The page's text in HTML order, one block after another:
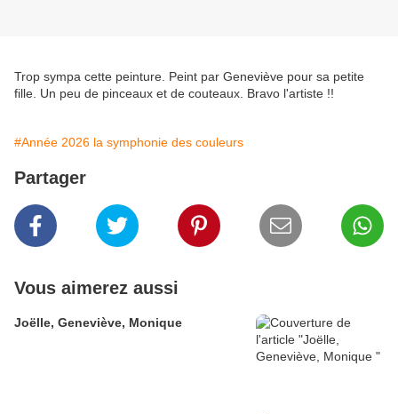
Trop sympa cette peinture. Peint par Geneviève pour sa petite
fille. Un peu de pinceaux et de couteaux. Bravo l'artiste !!
#Année 2026 la symphonie des couleurs
Partager
Vous aimerez aussi
Joëlle, Geneviève, Monique